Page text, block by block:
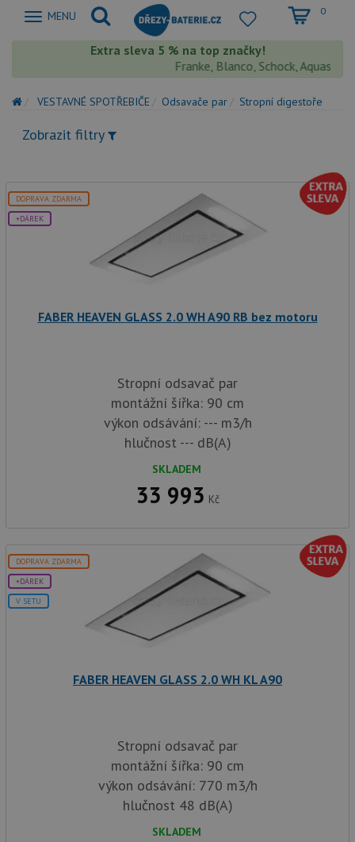
Zobrazit
MENU 0
Extra sleva 5 % na top značky!
Franke, Blanco, Schock,
VESTAVNÉ SPOTŘEBIČE Odsavače par Stropní digestoře
Zobrazit filtry
DOPRAVA ZDARMA
+DÁREK
FABER HEAVEN GLASS 2.0 WH A90 RB bez motoru
Stropní odsavač par
montážní šířka: 90 cm
výkon odsávání: --- m3/h
hlučnost --- dB(A)
SKLADEM
33 993 Kč
DOPRAVA ZDARMA
+DÁREK
V SETU
FABER HEAVEN GLASS 2.0 WH KL A90
Stropní odsavač par
montážní šířka: 90 cm
výkon odsávání: 770 m3/h
hlučnost 48 dB(A)
SKLADEM